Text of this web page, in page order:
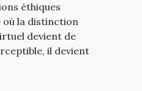
éthiques
où la distinction
devient de
il devient